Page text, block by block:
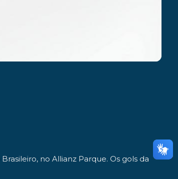
no Allianz Parque. Os gols da